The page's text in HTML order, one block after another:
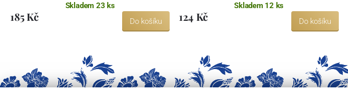
Skladem 23 ks
185 Kč Do košíku
Skladem 12 ks
124 Kč Do košíku